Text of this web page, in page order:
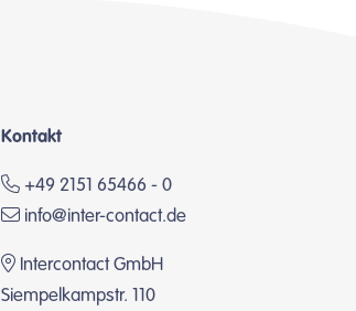
Kontakt
+49 2151 65466 - 0
info@inter-contact.de
Intercontact GmbH
Siempelkampstr. 110